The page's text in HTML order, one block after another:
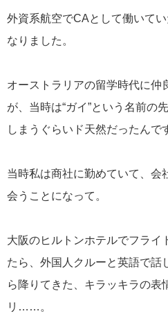
外資系航空でCAとして働いて
なりました。
オーストラリアの留学時代に仲
が、当時は“ガイ”という名前の
しまうぐらいド天然だったんで
当時私は商社に勤めていて、会
会うことになって。
大阪のヒルトンホテルでフライ
たら、外国人クルーと英語で話
ら降りてきた、キラッキラの表
リ……。